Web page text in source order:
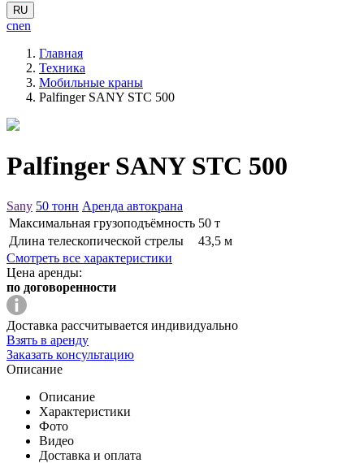
RU
cnen
Главная
Техника
Мобильные краны
Palfinger SANY STC 500
Palfinger SANY STC 500
Sany 50 тонн Аренда автокрана
Максимальная грузоподъёмность 50 т
Длина телескопической стрелы
43,5 м
Смотреть все характеристики
Цена аренды:
по договоренности
Доставка рассчитывается индивидуально
Взять в аренду
Заказать консультацию
Описание
Описание
Характеристики
Фото
Видео
Доставка и оплата